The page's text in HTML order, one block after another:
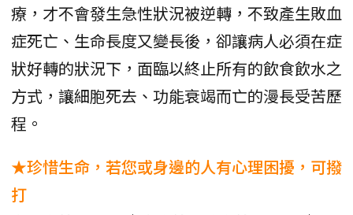
療，才不會發生急性狀況被逆轉，不致產生敗血
症死亡、生命長度又變長後，卻讓病人必須在症
狀好轉的狀況下，面臨以終止所有的飲食飲水之
方式，讓細胞死去、功能衰竭而亡的漫長受苦歷
程。
★珍惜生命，若您或身邊的人有心理困擾，可撥
打